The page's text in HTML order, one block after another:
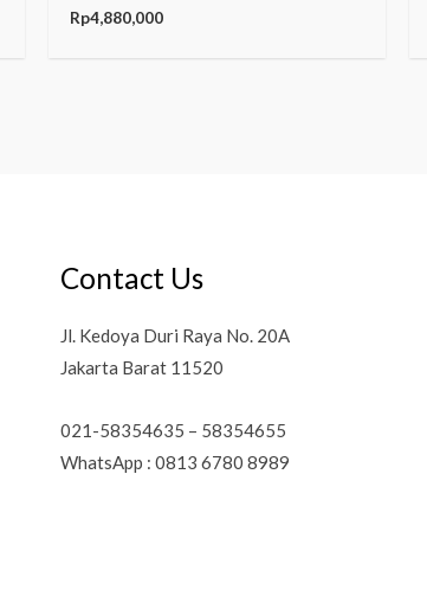
Rp4,880,000
Contact Us
Jl. Kedoya Duri Raya No. 20A
Jakarta Barat 11520
021-58354635 – 58354655
WhatsApp : 0813 6780 8989